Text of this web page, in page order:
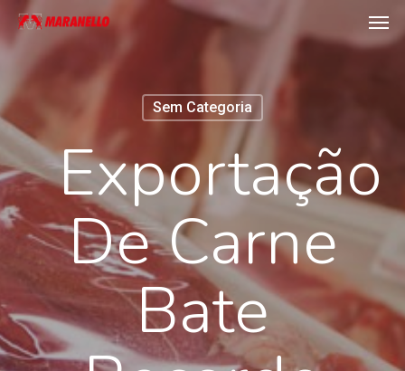
Skip
to
content
Sem Categoria
Exportação
De Carne
Bate